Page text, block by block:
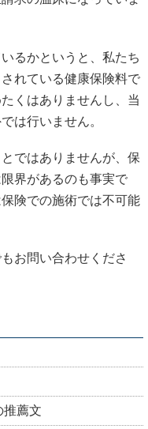
るかというと、私たち
れている健康保険料で
くはありませんし、当
は行いません。
ではありませんが、保
界があるのも事実で
険での施術では不可能
お問い合わせくださ
推薦文